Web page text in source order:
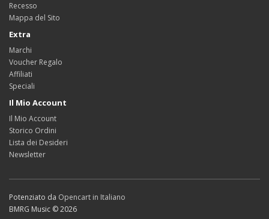
Recesso
Mappa del Sito
Extra
Marchi
Voucher Regalo
Affiliati
Speciali
Il Mio Account
Il Mio Account
Storico Ordini
Lista dei Desideri
Newsletter
Potenziato da Opencart in Italiano
BMRG Music © 2026